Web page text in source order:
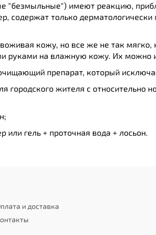
"безмыльные") имеют реакцию,
содержат только
кожу, но все же не так
руками на влажную кожу. Их можно
препарат, который
городского жителя с
гель + проточная вода + лосьон.
и доставка